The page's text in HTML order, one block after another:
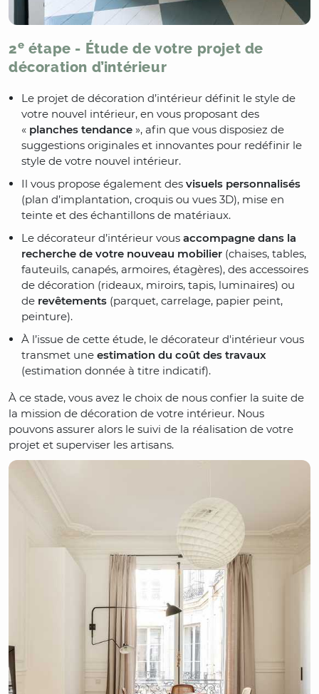
2e étape - Étude de votre projet de
décoration d’intérieur
Le projet de décoration d’intérieur définit le style de
votre nouvel intérieur, en vous proposant des
« planches tendance », afin que vous disposiez de
suggestions originales et innovantes pour redéfinir le
style de votre nouvel intérieur.
Il vous propose également des visuels personnalisés
(plan d’implantation, croquis ou vues 3D), mise en
teinte et des échantillons de matériaux.
Le décorateur d’intérieur vous accompagne dans la
recherche de votre nouveau mobilier (chaises, tables,
fauteuils, canapés, armoires, étagères), des accessoires
de décoration (rideaux, miroirs, tapis, luminaires) ou
de revêtements (parquet, carrelage, papier peint,
peinture).
À l’issue de cette étude, le décorateur d'intérieur vous
transmet une estimation du coût des travaux
(estimation donnée à titre indicatif).
À ce stade, vous avez le choix de nous confier la suite de
la mission de décoration de votre intérieur. Nous
pouvons assurer alors le suivi de la réalisation de votre
projet et superviser les artisans.